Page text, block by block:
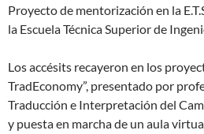
Proyecto de mentorización en la
la Escuela Técnica Superior de
Los accésits recayeron en los
TradEconomy”, presentado por
Traducción e Interpretación del
y puesta en marcha de un aula